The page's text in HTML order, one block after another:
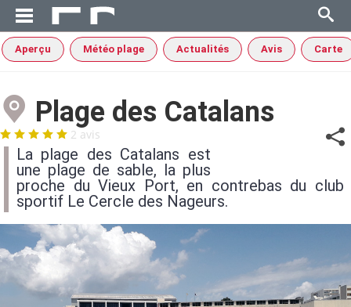
Aperçu Météo plage Actualités Avis Carte
Plage des Catalans
2 avis
La plage des Catalans est
une plage de sable, la plus
proche du Vieux Port, en contrebas du club
sportif Le Cercle des Nageurs.